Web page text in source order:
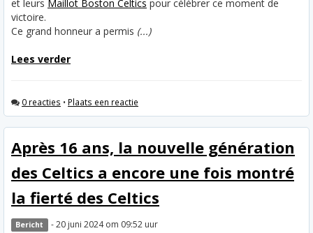
et leurs Maillot Boston Celtics pour célébrer ce moment de
victoire.
Ce grand honneur a permis (...)
Lees verder
0 reacties • Plaats een reactie
Après 16 ans, la nouvelle génération
des Celtics a encore une fois montré
la fierté des Celtics
Bericht - 20 juni 2024 om 09:52 uur